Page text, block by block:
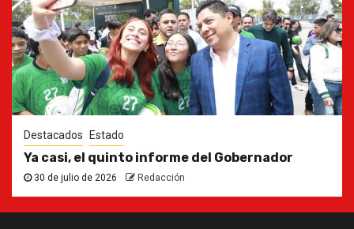
Destacados Estado
Ya casi, el quinto informe del Gobernador
30 de julio de 2026 Redacción